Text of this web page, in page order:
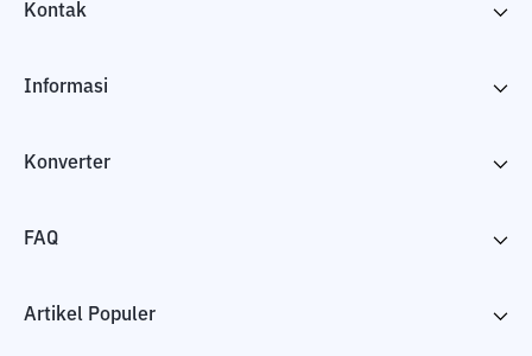
Kontak
Informasi
Konverter
FAQ
Artikel Populer